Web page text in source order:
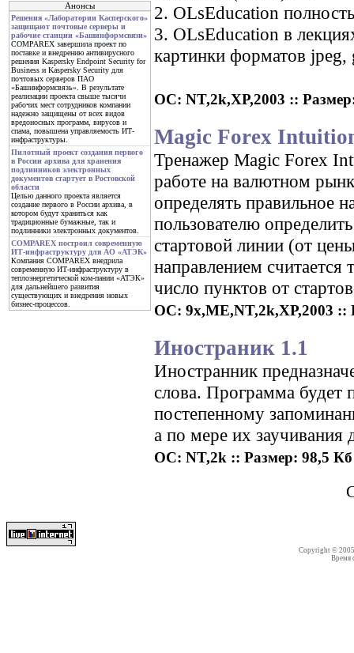
Анонсы
Решения «Лаборатории Касперского»
защищают почтовые серверы и
рабочие станции «Башинформсвязи»
COMPAREX завершила проект по
поставке и внедрению антивирусного
решения Kaspersky Endpoint Security for
Business и Kaspersky Security для
почтовых серверов ПАО
«Башинформсвязь». В результате
реализации проекта свыше тысячи
рабочих мест сотрудников компании
надежно защищены от всех видов
вредоносных программ, вирусов и
спама, повышена управляемость ИТ-
инфраструктуры.
Пилотный проект создания первого
в России архива для хранения
подлинников электронных
документов стартует в Ростовской
области
Целью данного проекта является
создание первого в России архива, в
котором будут храниться как
традиционные бумажные, так и
подлинники электронных документов.
COMPAREX построил современную
ИТ-инфраструктуру для АО «АТЭК»
Компания COMPAREX внедрила
современную ИТ-инфраструктуру в
теплоэнергетической ком-пании «АТЭК»
для дальнейшего развития
существующих и внедрения новых
бизнес-процессов.
2. OLsEducation
3. OLsEducation в
картинки форматов
ОС: NT,2k,XP,2003 ::
Magic Forex
Тренажер Magic Forex
работе на валютном
определять правильное
пользователю
стартовой линии (от
направлением считается
число пунктов от
ОС: 9x,ME,NT,2k,XP,2003 ::
Иностраник 1.1
Иностранник
слова. Программа будет
постепенному
а по мере их заучивания
ОС: NT,2k :: Размер: 98,5
Copyright ©
Время